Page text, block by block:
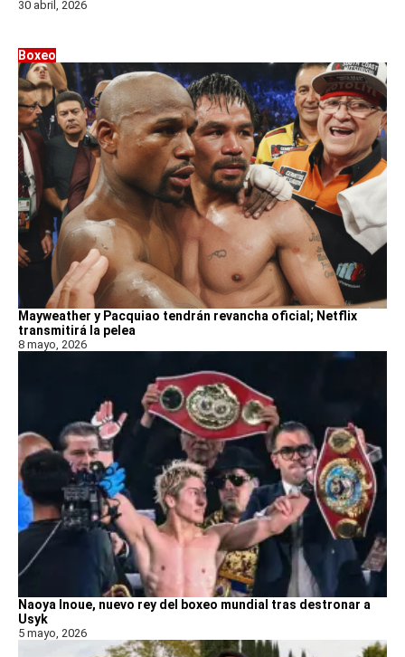
30 abril, 2026
Boxeo
Mayweather y Pacquiao tendrán revancha oficial; Netflix
transmitirá la pelea
8 mayo, 2026
Naoya Inoue, nuevo rey del boxeo mundial tras destronar a
Usyk
5 mayo, 2026